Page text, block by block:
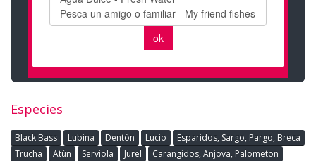
Especies
Black Bass Lubina Dentòn Lucio
Esparidos, Sargo, Pargo, Breca
Trucha
Atún Serviola Jurel
Carangidos, Anjova, Palometon